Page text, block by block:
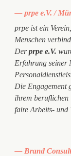
— prpe e.V. /
prpe ist ein
Menschen
Derprpe e.V.
Erfahrung seiner
Die Engagement
ihrem beruflichen
faire Arbeits- und
— Brand